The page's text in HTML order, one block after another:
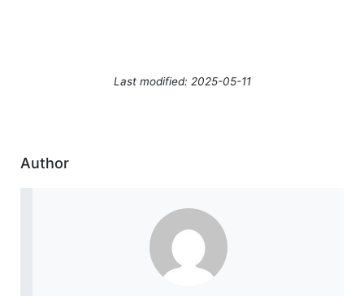
Last modified: 2025-05-11
Author